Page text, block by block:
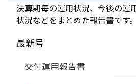
決算期毎の運用状況、今後の運
状況などをまとめた報告書です。
最新号
交付運用報告書